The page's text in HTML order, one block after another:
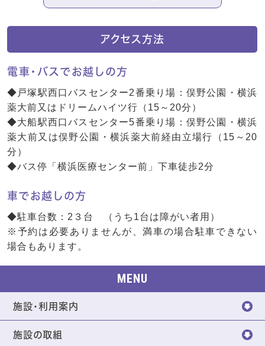
アクセス方法
電車・バスでお越しの方
◆戸塚駅西口バスセンター2番乗り場：俣野公園・横浜
薬大前又はドリームハイツ行（15～20分）
◆大船駅西口バスセンター5番乗り場：俣野公園・横浜
薬大前又は俣野公園・横浜薬大前経由立場行（15～20
分）
◆バス停「横浜医療センター前」下車徒歩2分
車でお越しの方
◆駐車台数：2３台 （うち1台は障がい者用）
※予約は必要ありませんが、満車の場合駐車できない
場合もあります。
MENU
施設・利用案内
施設の取組